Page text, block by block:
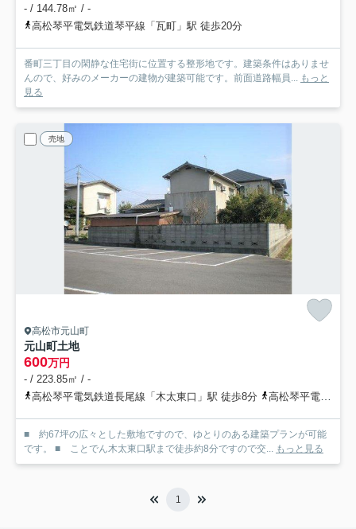
- / 144.78㎡ / -
高松琴平電気鉄道琴平線「瓦町」駅 徒歩20分
番町三丁目の閑静な住宅街に位置する整形地です。建築条件はありませ
んので、好みのメーカーの建物が建築可能です。前面道路幅員... もっと
見る
売地
高松市元山町
元山町土地
600万円
- / 223.85㎡ / -
高松琴平電気鉄道長尾線「木太東口」駅 徒歩8分
高松琴平電気鉄道長尾線「林道」駅 徒歩17分
■ 約67坪の広々とした敷地ですので、ゆとりのある建築プランが可能
です。 ■ ことでん木太東口駅まで徒歩約8分ですので交... もっと見る
1